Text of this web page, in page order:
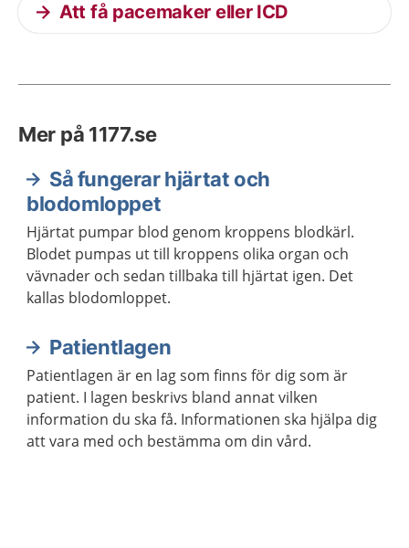
Att få pacemaker eller ICD
Mer på 1177.se
Så fungerar hjärtat och
blodomloppet
Hjärtat pumpar blod genom kroppens blodkärl.
Blodet pumpas ut till kroppens olika organ och
vävnader och sedan tillbaka till hjärtat igen. Det
kallas blodomloppet.
Patientlagen
Patientlagen är en lag som finns för dig som är
patient. I lagen beskrivs bland annat vilken
information du ska få. Informationen ska hjälpa dig
att vara med och bestämma om din vård.